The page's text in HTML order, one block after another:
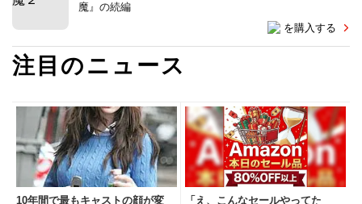
魔』の続編
を購入する
注目のニュース
10年間で最もキャストの顔が変 「え、こんなセールやってた